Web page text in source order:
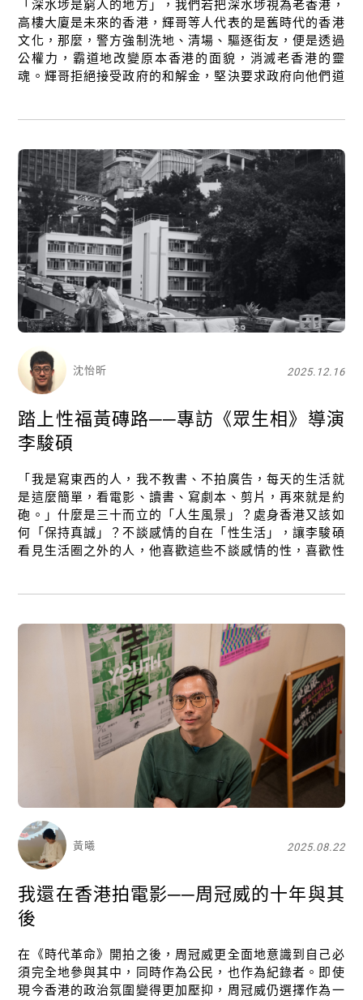
「深水埗是窮人的地方」，我們若把深水埗視為老香港，
高樓大廈是未來的香港，輝哥等人代表的是舊時代的香港
文化，那麼，警方強制洗地、清場、驅逐街友，便是透過
公權力，霸道地改變原本香港的面貌，消滅老香港的靈
魂。輝哥拒絕接受政府的和解金，堅決要求政府向他們道
沈怡昕 2025.12.16
踏上性福黃磚路──專訪《眾生相》導演
李駿碩
「我是寫東西的人，我不教書、不拍廣告，每天的生活就
是這麼簡單，看電影、讀書、寫劇本、剪片，再來就是約
砲。」什麼是三十而立的「人生風景」？處身香港又該如
何「保持真誠」？不談感情的自在「性生活」，讓李駿碩
看見生活圈之外的人，他喜歡這些不談感情的性，喜歡性
黃曦 2025.08.22
我還在香港拍電影──周冠威的十年與其
後
在《時代革命》開拍之後，周冠威更全面地意識到自己必
須完全地參與其中，同時作為公民，也作為紀錄者。即使
現今香港的政治氛圍變得更加壓抑，周冠威仍選擇作為一